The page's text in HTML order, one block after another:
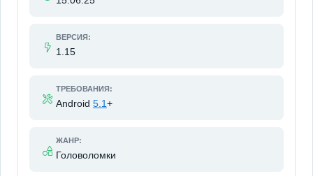
ВЕРСИЯ:
1.15
ТРЕБОВАНИЯ:
Android 5.1+
ЖАНР:
Головоломки